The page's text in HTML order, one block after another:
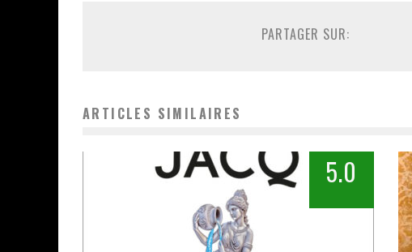
PARTAGER SUR:
ARTICLES SIMILAIRES
5.0